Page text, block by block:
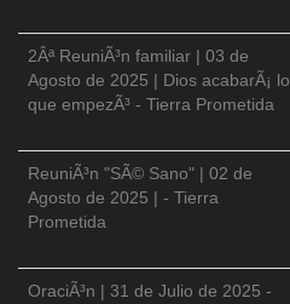
2Âª ReuniÃ³n familiar | 03 de
Agosto de 2025 | Dios acabarÃ¡ lo
que empezÃ³ - Tierra Prometida
ReuniÃ³n "SÃ© Sano" | 02 de
Agosto de 2025 | - Tierra
Prometida
OraciÃ³n | 31 de Julio de 2025 -